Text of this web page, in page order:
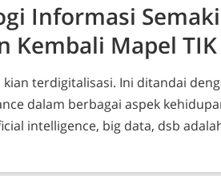
Informasi
Kembali Mapel TIK
terdigitalisasi. Ini ditandai
dalam berbagai aspek
intelligence, big data, dsb
disadari oleh Pemerintah perlunya
Sumber Daya Manusia (SDM)